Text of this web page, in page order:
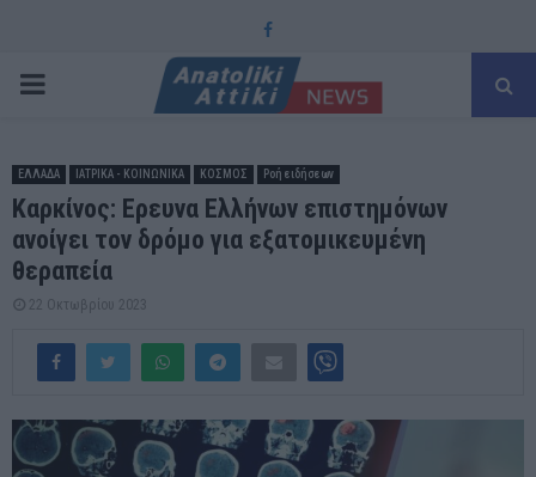
Facebook
PRIMARY
ΕΛΛΑΔΑ ΙΑΤΡΙΚΑ - ΚΟΙΝΩΝΙΚΑ ΚΟΣΜΟΣ Ροή ειδήσεων
Καρκίνος: Ερευνα Ελλήνων επιστημόνων
ανοίγει τον δρόμο για εξατομικευμένη
θεραπεία
22 Οκτωβρίου 2023